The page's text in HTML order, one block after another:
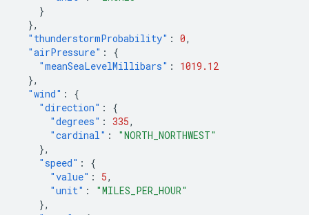
}
},
"thunderstormProbability" : 0,
"airPressure" :
{
"meanSeaLevelMillibars" :
1019.12
},
"wind" :
{
"direction" :
{
"degrees" : 335,
"cardinal" :
"NORTH_NORTHWEST"
},
"speed" :
{
"value" : 5,
"unit" :
"MILES_PER_HOUR"
},